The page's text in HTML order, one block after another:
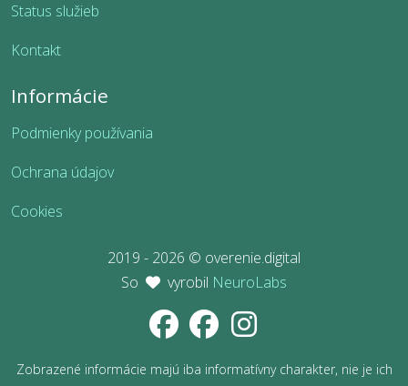
Status služieb
Kontakt
Informácie
Podmienky používania
Ochrana údajov
Cookies
2019 - 2026 © overenie.digital
So
vyrobil NeuroLabs
Zobrazené informácie majú iba informatívny charakter, nie je ich